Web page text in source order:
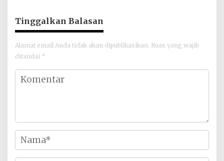
Tinggalkan Balasan
Alamat email Anda tidak akan dipublikasikan. Ruas yang wajib
ditandai *